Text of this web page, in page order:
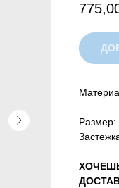
Размер: